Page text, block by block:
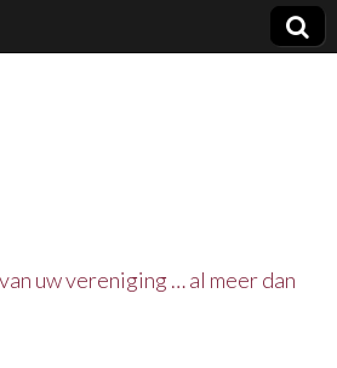
uw vereniging … al meer dan